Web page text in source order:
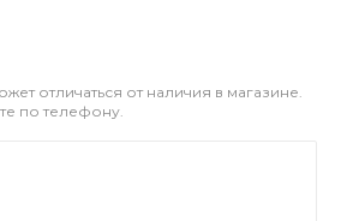
отличаться от наличия в магазине.
по телефону.